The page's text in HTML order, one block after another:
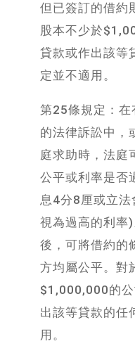
但已簽訂的借約
股本不少於
貸款或作出該等
定並不適用。
第25條規定：在
的法律訴訟中，
庭求助時，法庭
公平或利率是否
息4分8厘或立法
視為過高的利率
後，可將借約的
方均屬公平。對
$1,000,000的
出該等貸款的任
用。